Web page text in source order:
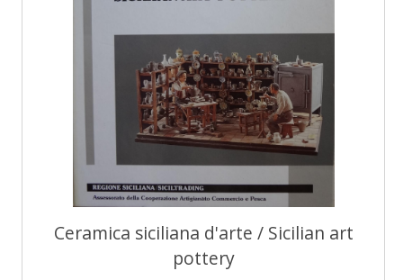
Ceramica siciliana d'arte / Sicilian art
pottery